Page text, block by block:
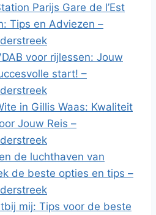
Parijs Gare de l’Est
Tips en Adviezen –
voor rijlessen: Jouw
start! –
in Gillis Waas: Kwaliteit
Jouw Reis –
de luchthaven van
de beste opties en tips –
mij: Tips voor de beste